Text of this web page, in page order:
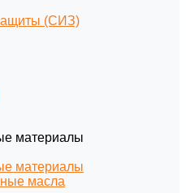
(СИЗ)
материалы
материалы
масла